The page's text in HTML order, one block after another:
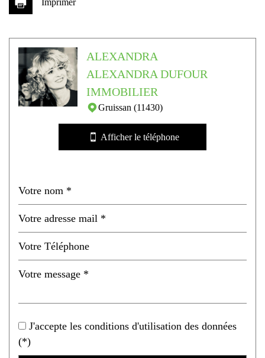
École maternelle
École primaire
Bibliothèque
statistiques
Nombre d'habitants
Taxe habitation
Taxe foncière
Habitants de plus de 55 ans
42,59 %
Nombre d'enfants par famille
Imprimer
ALEXANDRA
ALEXANDRA DUFOUR
IMMOBILIER
Gruissan (11430)
Afficher le téléphone
J'accepte les conditions d'utilisation des données
(*)